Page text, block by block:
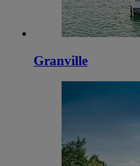
Granville